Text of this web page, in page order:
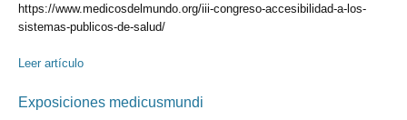
https://www.medicosdelmundo.org/iii-congreso-accesibilidad-a-los-
sistemas-publicos-de-salud/
Leer artículo
Exposiciones medicusmundi